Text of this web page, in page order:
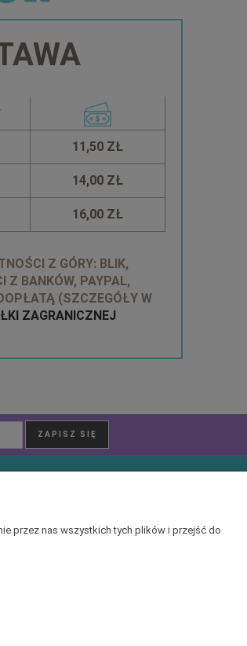
11,50 ZŁ
14,00 ZŁ
16,00 ZŁ
Z GÓRY: BLIK,
Z BANKÓW, PAYPAL,
(SZCZEGÓŁY W
ZAGRANICZNEJ
firmy
przez nas wszystkich tych plików i przejść do